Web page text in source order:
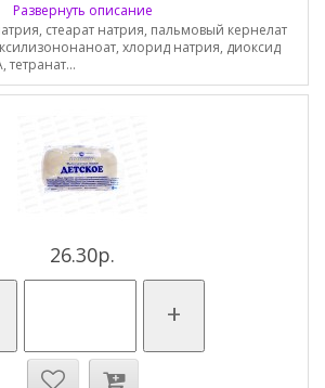
Развернуть описание
стеарат натрия, пальмовый кернелат
хлорид натрия, диоксид
тетранат...
26.30р.
+